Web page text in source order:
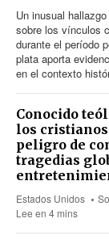
Un inusual
sobre los vínculos
durante el período
plata aporta
en el contexto
Conocido
los
peligro de
tragedias
Estados Unidos
Lee en 4 mins